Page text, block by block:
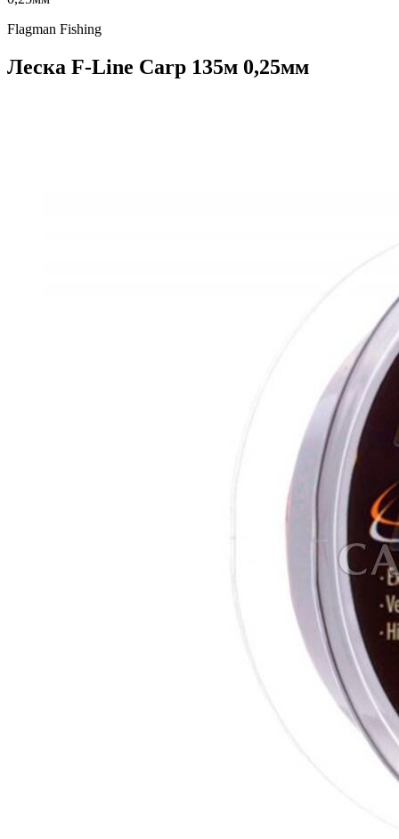
Flagman Fishing
Леска F-Line Carp 135м 0,25мм